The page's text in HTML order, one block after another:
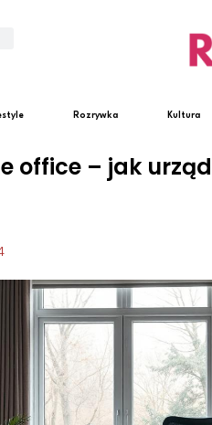
Rozrywka Kultura
office – jak